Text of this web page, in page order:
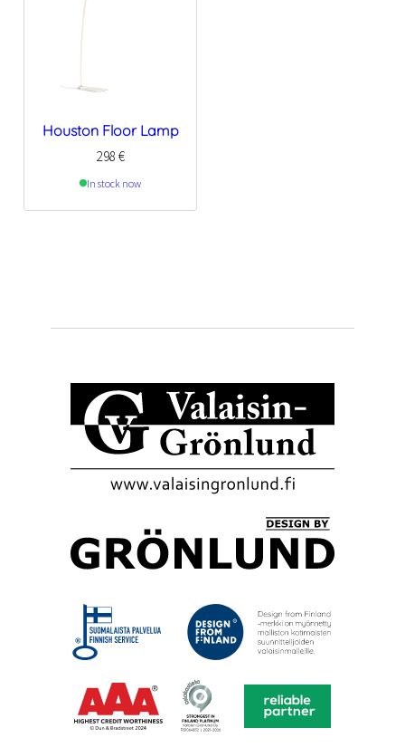
Houston Floor Lamp
298 €
In stock now